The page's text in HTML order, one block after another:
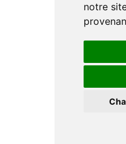
notre